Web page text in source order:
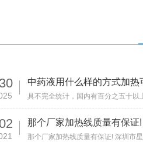
那个厂家加热线质量有保证!